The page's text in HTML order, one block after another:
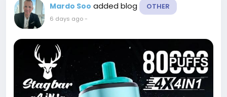
Mardo Soo added blog OTHER
6 days ago-